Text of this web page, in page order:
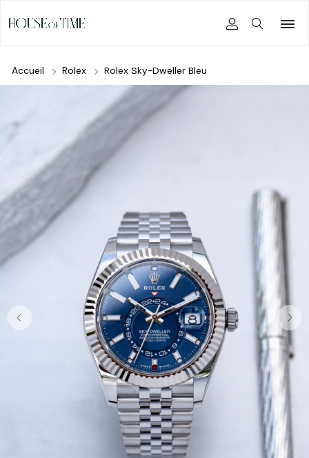
Accueil Rolex Rolex Sky-Dweller Bleu